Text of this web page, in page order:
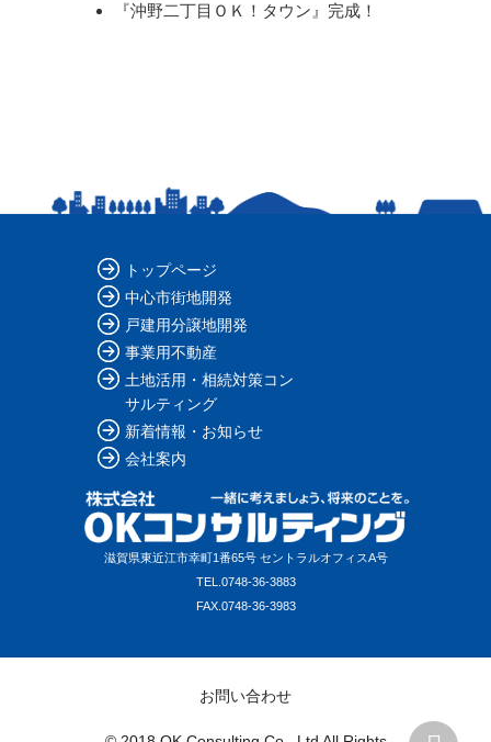
『沖野二丁目ＯＫ！タウン』完成！
トップページ
中心市街地開発
戸建用分譲地開発
事業用不動産
土地活用・相続対策コン
サルティング
新着情報・お知らせ
会社案内
滋賀県東近江市幸町1番65号 セントラルオフィスA号
TEL. 0748-36-3883
FAX. 0748-36-3983
お問い合わせ